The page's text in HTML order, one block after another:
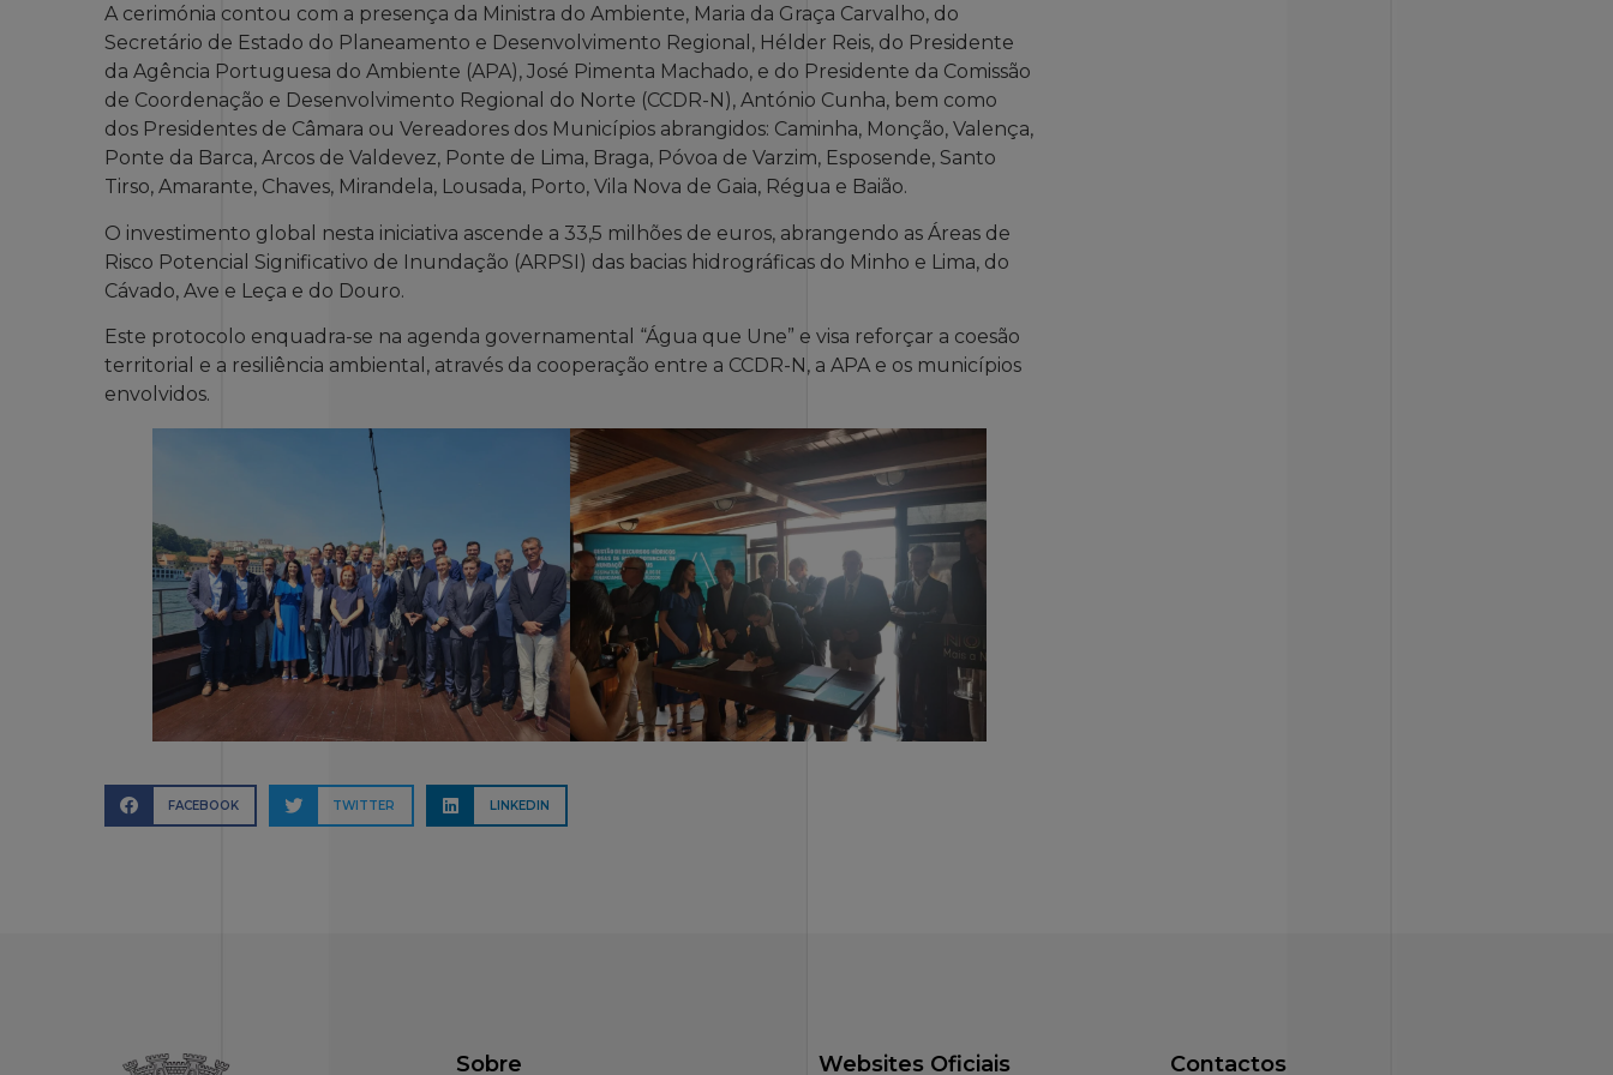
A cerimónia contou com a presença da Ministra do Ambiente, Maria da Graça Carvalho, do
Secretário de Estado do Planeamento e Desenvolvimento Regional, Hélder Reis, do Presidente
da Agência Portuguesa do Ambiente (APA), José Pimenta Machado, e do Presidente da Comissão
de Coordenação e Desenvolvimento Regional do Norte (CCDR-N), António Cunha, bem como
dos Presidentes de Câmara ou Vereadores dos Municípios abrangidos: Caminha, Monção, Valença,
Ponte da Barca, Arcos de Valdevez, Ponte de Lima, Braga, Póvoa de Varzim, Esposende, Santo
Tirso, Amarante, Chaves, Mirandela, Lousada, Porto, Vila Nova de Gaia, Régua e Baião.
O investimento global nesta iniciativa ascende a 33,5 milhões de euros, abrangendo as Áreas de
Risco Potencial Significativo de Inundação (ARPSI) das bacias hidrográficas do Minho e Lima, do
Cávado, Ave e Leça e do Douro.
Este protocolo enquadra-se na agenda governamental “Água que Une” e visa reforçar a coesão
territorial e a resiliência ambiental, através da cooperação entre a CCDR-N, a APA e os municípios
envolvidos.
FACEBOOK TWITTER LINKEDIN
Sobre Websites Oficiais Contactos